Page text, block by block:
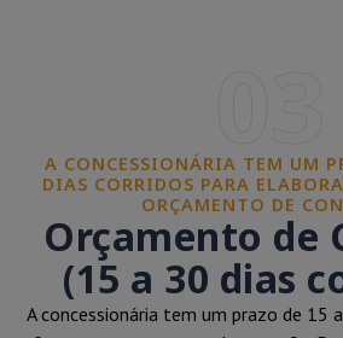
A CONCESSIONÁRIA TEM UM
DIAS CORRIDOS PARA
ORÇAMENTO DE
Orçamento de
(15 a 30 dias
A concessionária tem um prazo de 15